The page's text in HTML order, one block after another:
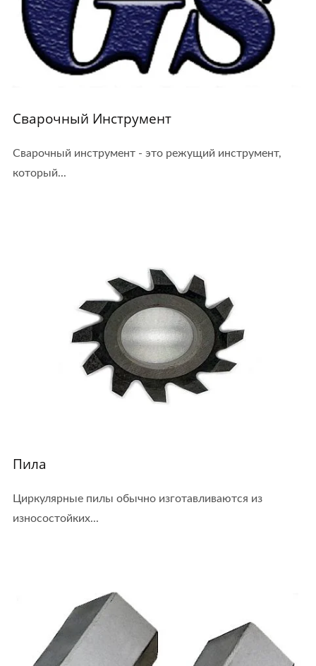
Сварочный Инструмент
Сварочный инструмент - это режущий инструмент,
который...
Пила
Циркулярные пилы обычно изготавливаются из
износостойких...